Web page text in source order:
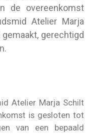
de overeenkomst
Atelier Marja
gerechtigd
Atelier Marja Schilt
is gesloten tot
van een bepaald